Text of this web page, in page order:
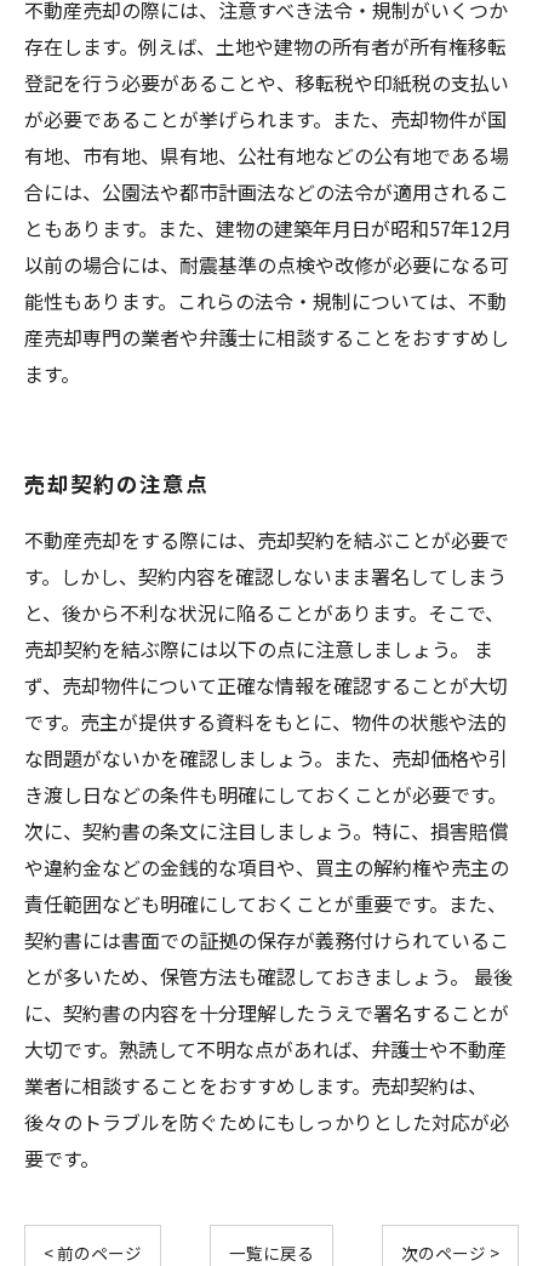
不動産売却の際には、注意すべき法令・規制がいくつか
存在します。例えば、土地や建物の所有者が所有権移転
登記を行う必要があることや、移転税や印紙税の支払い
が必要であることが挙げられます。また、売却物件が国
有地、市有地、県有地、公社有地などの公有地である場
合には、公園法や都市計画法などの法令が適用されるこ
ともあります。また、建物の建築年月日が昭和57年12月
以前の場合には、耐震基準の点検や改修が必要になる可
能性もあります。これらの法令・規制については、不動
産売却専門の業者や弁護士に相談することをおすすめし
ます。
売却契約の注意点
不動産売却をする際には、売却契約を結ぶことが必要で
す。しかし、契約内容を確認しないまま署名してしまう
と、後から不利な状況に陥ることがあります。そこで、
売却契約を結ぶ際には以下の点に注意しましょう。 ま
ず、売却物件について正確な情報を確認することが大切
です。売主が提供する資料をもとに、物件の状態や法的
な問題がないかを確認しましょう。また、売却価格や引
き渡し日などの条件も明確にしておくことが必要です。
次に、契約書の条文に注目しましょう。特に、損害賠償
や違約金などの金銭的な項目や、買主の解約権や売主の
責任範囲なども明確にしておくことが重要です。また、
契約書には書面での証拠の保存が義務付けられているこ
とが多いため、保管方法も確認しておきましょう。 最後
に、契約書の内容を十分理解したうえで署名することが
大切です。熟読して不明な点があれば、弁護士や不動産
業者に相談することをおすすめします。売却契約は、
後々のトラブルを防ぐためにもしっかりとした対応が必
要です。
< 前のページ 一覧に戻る 次のページ >